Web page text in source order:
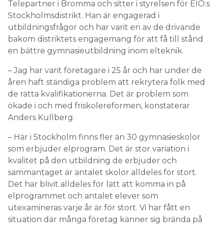
Telepartner i Bromma och sitter i styrelsen för EIO:s
Stockholmsdistrikt. Han är engagerad i
utbildningsfrågor och har varit en av de drivande
bakom distriktets engagemang för att få till stånd
en bättre gymnasieutbildning inom elteknik.
– Jag har varit företagare i 25 år och har under de
åren haft ständiga problem att rekrytera folk med
de rätta kvalifikationerna. Det är problem som
ökade i och med friskolereformen, konstaterar
Anders Kullberg.
– Här i Stockholm finns fler än 30 gymnasieskolor
som erbjuder elprogram. Det är stor variation i
kvalitet på den utbildning de erbjuder och
sammantaget är antalet skolor alldeles för stort.
Det har blivit alldeles för lätt att komma in på
elprogrammet och antalet elever som
utexamineras varje år är för stort. Vi har fått en
situation där många företag känner sig brända på